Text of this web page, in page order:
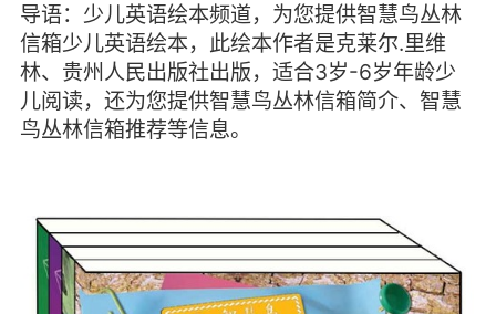
导语：少儿英语绘本频道，为您提供智慧鸟丛林
信箱少儿英语绘本，此绘本作者是克莱尔.里维
林、贵州人民出版社出版，适合3岁-6岁年龄少
儿阅读，还为您提供智慧鸟丛林信箱简介、智慧
鸟丛林信箱推荐等信息。